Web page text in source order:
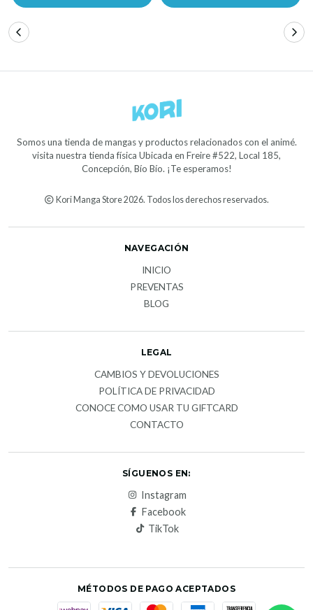
Somos una tienda de mangas y productos relacionados con el animé.
visita nuestra tienda física Ubicada en Freire #522, Local 185,
Concepción, Bío Bío. ¡Te esperamos!
Kori Manga Store 2026. Todos los derechos reservados.
NAVEGACIÓN
INICIO
PREVENTAS
BLOG
LEGAL
CAMBIOS Y DEVOLUCIONES
POLÍTICA DE PRIVACIDAD
CONOCE COMO USAR TU GIFTCARD
CONTACTO
SÍGUENOS EN:
Instagram
Facebook
TikTok
MÉTODOS DE PAGO ACEPTADOS